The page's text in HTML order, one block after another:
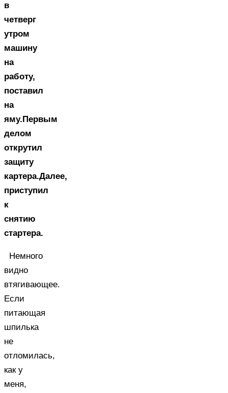
в
четверг
утром
машину
на
работу,
поставил
на
яму.Первым
делом
открутил
защиту
картера.Далее,
приступил
к
снятию
стартера.
Немного
видно
втягивающее.
Если
питающая
шпилька
не
отломилась,
как у
меня,